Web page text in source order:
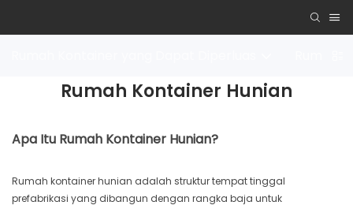
Rumah Kontainer Hunian
Apa Itu Rumah Kontainer Hunian?
Rumah kontainer hunian adalah struktur tempat tinggal
prefabrikasi yang dibangun dengan rangka baja untuk